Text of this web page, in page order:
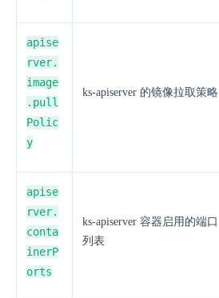
apise
rver.
image
.pull
Polic
y
ks-apiserver 的镜像拉取策略
apise
rver.
conta
inerP
orts
ks-apiserver 容器启用的端口
列表